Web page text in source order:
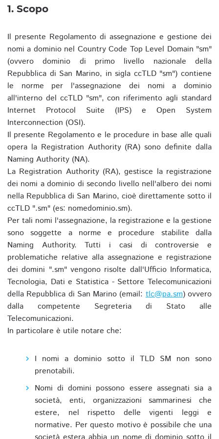
1. Scopo
Il presente Regolamento di assegnazione e gestione dei
nomi a dominio nel Country Code Top Level Domain "sm"
(ovvero dominio di primo livello nazionale della
Repubblica di San Marino, in sigla ccTLD "sm") contiene
le norme per l'assegnazione dei nomi a dominio
all'interno del ccTLD "sm", con riferimento agli standard
Internet Protocol Suite (IPS) e Open System
Interconnection (OSI).
Il presente Regolamento e le procedure in base alle quali
opera la Registration Authority (RA) sono definite dalla
Naming Authority (NA).
La Registration Authority (RA), gestisce la registrazione
dei nomi a dominio di secondo livello nell'albero dei nomi
nella Repubblica di San Marino, cioè direttamente sotto il
ccTLD ".sm" (es: nomedominio.sm).
Per tali nomi l'assegnazione, la registrazione e la gestione
sono soggette a norme e procedure stabilite dalla
Naming Authority. Tutti i casi di controversie e
problematiche relative alla assegnazione e registrazione
dei domini ".sm" vengono risolte dall'Ufficio Informatica,
Tecnologia, Dati e Statistica - Settore Telecomunicazioni
della Repubblica di San Marino (email:tlc@pa.sm) ovvero
dalla competente Segreteria di Stato alle
Telecomunicazioni.
In particolare è utile notare che:
I nomi a dominio sotto il TLD SM non sono
prenotabili.
Nomi di domini possono essere assegnati sia a
società, enti, organizzazioni sammarinesi che
estere, nel rispetto delle vigenti leggi e
normative. Per questo motivo è possibile che una